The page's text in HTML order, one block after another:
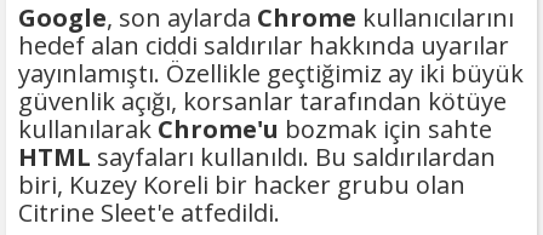
Google, son aylarda Chrome kullanıcılarını
hedef alan ciddi saldırılar hakkında uyarılar
yayınlamıştı. Özellikle geçtiğimiz ay iki büyük
güvenlik açığı, korsanlar tarafından kötüye
kullanılarak Chrome'u bozmak için sahte
HTML sayfaları kullanıldı. Bu saldırılardan
biri, Kuzey Koreli bir hacker grubu olan
Citrine Sleet'e atfedildi.